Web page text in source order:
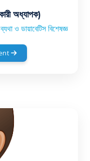
অধ্যাপক)
ও ডায়াবেটিস বিশেষজ্ঞ